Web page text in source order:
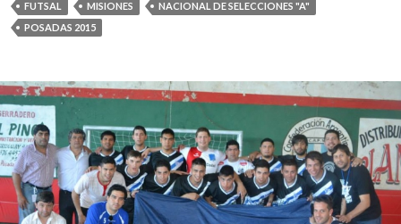
FUTSAL MISIONES
NACIONAL DE SELECCIONES "A"
POSADAS 2015